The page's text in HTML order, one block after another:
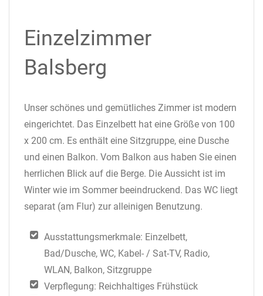
Einzelzimmer
Balsberg
Unser schönes und gemütliches Zimmer ist modern
eingerichtet. Das Einzelbett hat eine Größe von 100
x 200 cm. Es enthält eine Sitzgruppe, eine Dusche
und einen Balkon. Vom Balkon aus haben Sie einen
herrlichen Blick auf die Berge. Die Aussicht ist im
Winter wie im Sommer beeindruckend. Das WC liegt
separat (am Flur) zur alleinigen Benutzung.
Ausstattungsmerkmale: Einzelbett,
Bad/Dusche, WC, Kabel- / Sat-TV, Radio,
WLAN, Balkon, Sitzgruppe
Verpflegung: Reichhaltiges Frühstück